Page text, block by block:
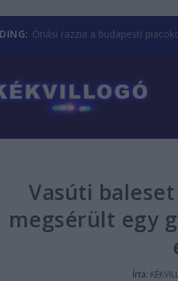
Óriási razzia a budapesti
Vasúti
megsérült egy
Írta: